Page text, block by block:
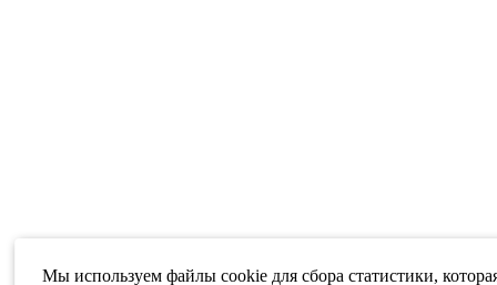
Мы используем файлы cookie для сбора статистики,